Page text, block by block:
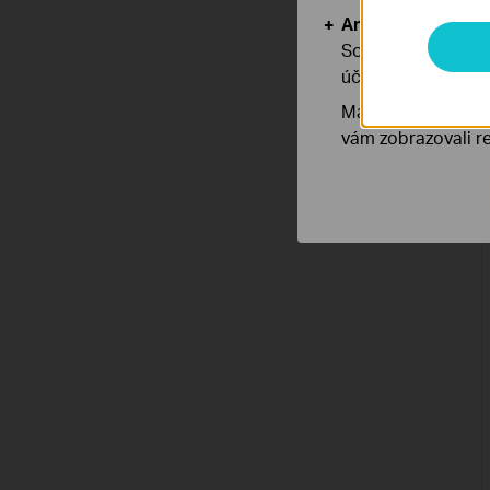
Analytické a
Soubory cookie
účelem zlepšení
Marketingové
vám zobrazovali